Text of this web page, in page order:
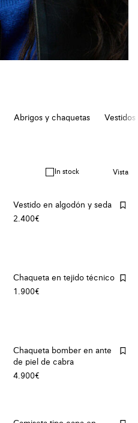
Abrigos y chaquetas Vestidos
In stock Vista
Vestido en algodón y seda
2.400€
Chaqueta en tejido técnico
1.900€
Chaqueta bomber en ante
de piel de cabra
4.900€